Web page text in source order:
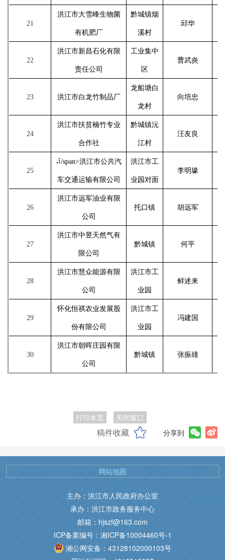
21
洪江市大雪峰生物菌
有机肥厂
黔城镇烟
溪村
邱华
22
洪江市新昌石化有限
责任公司
工业集中
区
曹武炎
23 洪江市白龙竹制品厂
龙船塘白
龙村
向培忠
24
洪江市扶贫楠竹专业
合作社
黔城镇沅
江村
汪友良
25
⠼/span>洪江市公共汽
车交通运输有限公司
洪江市工
业园对面
李明壕
26
洪江市远军油业有限
公司
托口镇 胡远军
27
洪江市中昱天然气有
限公司
黔城镇 何平
28
洪江市慧众能源有限
公司
洪江市工
业园
鲜述来
29
怀化恒祺农业发展股
份有限公司
洪江市工
业园
冯建国
30
洪江市朝晖庄园有限
公司
黔城镇 张振雄
打印本页 关闭窗口
稿件收藏 分享到
主办：洪江市人民政府办公室
承办：洪江市政务服务中心
邮箱：hjszf@163.com
ICP备案编号：湘ICP备10004460号-1
湘公网安备：43128102000103号
网站地图